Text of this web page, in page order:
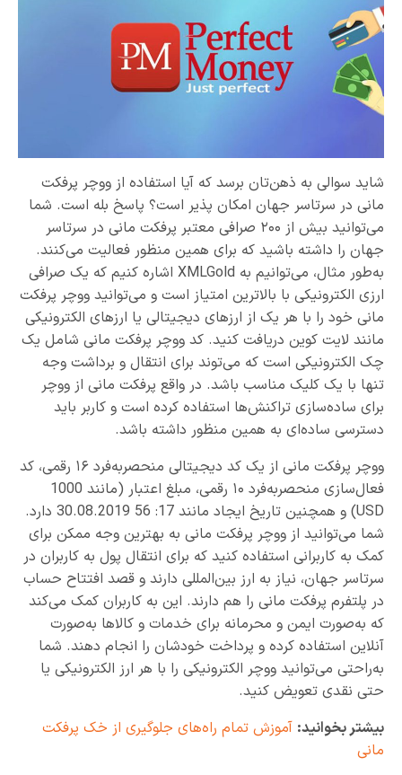
شاید سوالی به ذهن‌تان برسد که آیا استفاده از ووچر پرفکت
مانی در سرتاسر جهان امکان پذیر است؟ پاسخ بله است. شما
می‌توانید بیش از ۲۰۰ صرافی معتبر پرفکت مانی در سرتاسر
جهان را داشته باشید که برای همین منظور فعالیت می‌کنند.
به‌طور مثال، می‌توانیم به XMLGold اشاره کنیم که یک صرافی
ارزی الکترونیکی با بالاترین امتیاز است و می‌توانید ووچر پرفکت
مانی خود را با هر یک از ارزهای دیجیتالی یا ارزهای الکترونیکی
مانند لایت کوین دریافت کنید. کد ووچر پرفکت مانی شامل یک
چک الکترونیکی است که می‌توند برای انتقال و برداشت وجه
تنها با یک کلیک مناسب باشد. در واقع پرفکت مانی از ووچر
برای ساده‌سازی تراکنش‌ها استفاده کرده است و کاربر باید
دسترسی ساده‌ای به همین منظور داشته باشد.
ووچر پرفکت مانی از یک کد دیجیتالی منحصربه‌فرد ۱۶ رقمی، کد
فعال‌سازی منحصربه‌فرد ۱۰ رقمی، مبلغ اعتبار (مانند 1000
USD) و همچنین تاریخ ایجاد مانند 17: 56 30.08.2019 دارد.
شما می‌توانید از ووچر پرفکت مانی به بهترین وجه ممکن برای
کمک به کاربرانی استفاده کنید که برای انتقال پول به کاربران در
سرتاسر جهان، نیاز به ارز بین‌المللی دارند و قصد افتتاح حساب
در پلتفرم پرفکت مانی را هم دارند. این به کاربران کمک می‌کند
که به‌صورت ایمن و محرمانه برای خدمات و کالاها به‌صورت
آنلاین استفاده کرده و پرداخت خودشان را انجام دهند. شما
به‌راحتی می‌توانید ووچر الکترونیکی را با هر ارز الکترونیکی یا
حتی نقدی تعویض کنید.
بیشتر بخوانید: آموزش تمام راه‌های جلوگیری از خک پرفکت
مانی